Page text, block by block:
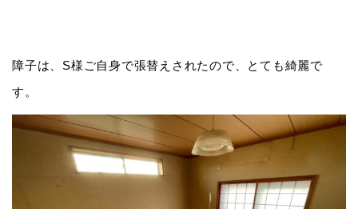
障子は、S様ご自身で張替えされたので、とても綺麗で
す。